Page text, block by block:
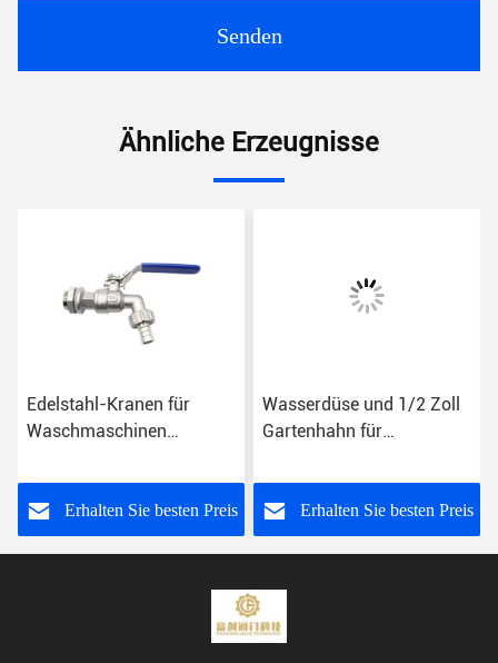
Senden
Ähnliche Erzeugnisse
Edelstahl-Kranen für
Waschmaschinen
und Funktion
Erhalten Sie besten Preis
Wasserdüse und 1/2 Zoll
Gartenhahn für
Reinigungswerkzeug
Erhalten Sie besten Preis